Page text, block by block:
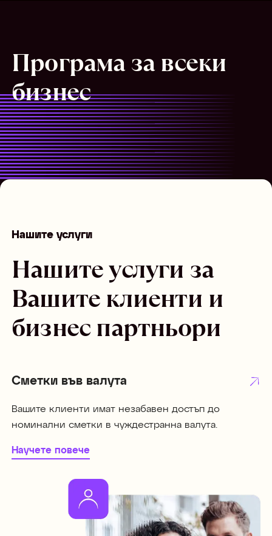
Програма за всеки
бизнес
Нашите услуги
Нашите услуги за
Вашите клиенти и
бизнес партньори
Сметки във валута
Вашите клиенти имат незабавен достъп до
номинални сметки в чуждестранна валута.
Научете повече